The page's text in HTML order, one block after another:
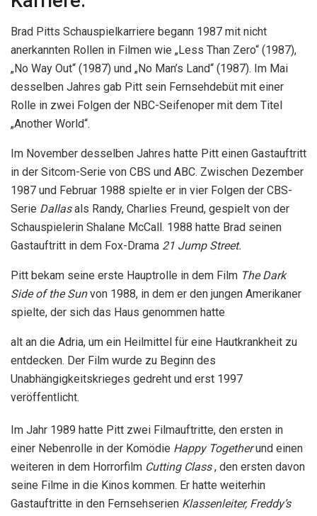
Brad Pitts Schauspielkarriere begann 1987 mit nicht
anerkannten Rollen in Filmen wie „Less Than Zero“ (1987),
„No Way Out“ (1987) und „No Man’s Land“ (1987). Im Mai
desselben Jahres gab Pitt sein Fernsehdebüt mit einer
Rolle in zwei Folgen der NBC-Seifenoper mit dem Titel
„Another World“.
Im November desselben Jahres hatte Pitt einen Gastauftritt
in der Sitcom-Serie von CBS und ABC. Zwischen Dezember
1987 und Februar 1988 spielte er in vier Folgen der CBS-
Serie Dallasals Randy, Charlies Freund, gespielt von der
Schauspielerin Shalane McCall. 1988 hatte Brad seinen
Gastauftritt in dem Fox-Drama 21 Jump Street.
Pitt bekam seine erste Hauptrolle in dem Film The Dark
Side of the Sunvon 1988, in dem er den jungen Amerikaner
spielte, der sich das Haus genommen hatte
alt an die Adria, um ein Heilmittel für eine Hautkrankheit zu
entdecken. Der Film wurde zu Beginn des
Unabhängigkeitskrieges gedreht und erst 1997
veröffentlicht.
Im Jahr 1989 hatte Pitt zwei Filmauftritte, den ersten in
einer Nebenrolle in der Komödie Happy Togetherund einen
weiteren in dem Horrorfilm Cutting Class, den ersten davon
seine Filme in die Kinos kommen. Er hatte weiterhin
Gastauftritte in den Fernsehserien Klassenleiter, Freddy’s